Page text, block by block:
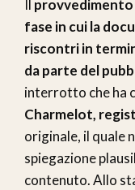
Il provvedimento
fase in cui la
riscontri in
da parte del
interrotto che ha
Charmelot,
originale, il quale
spiegazione
contenuto. Allo